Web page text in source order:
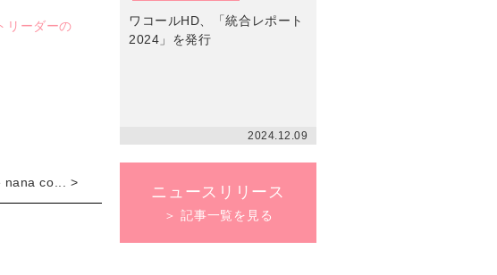
リーダーの
nana co... >
ワコールHD、「統合レポート
2024」を発行
2024.12.09
ニュースリリース
＞ 記事一覧を見る